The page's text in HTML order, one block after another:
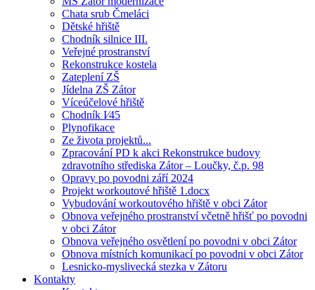
Chata srub Čmeláci
Dětské hřiště
Chodník silnice III.
Veřejné prostranství
Rekonstrukce kostela
Zateplení ZŠ
Jídelna ZŠ Zátor
Víceúčelové hřiště
Chodník I⁄45
Plynofikace
Ze života projektů...
Zpracování PD k akci Rekonstrukce budovy
zdravotního střediska Zátor – Loučky, č.p. 98
Opravy po povodni září 2024
Projekt workoutové hřiště 1.docx
Vybudování workoutového hřiště v obci Zátor
Obnova veřejného prostranství včetně hřišť po povodni
v obci Zátor
Obnova veřejného osvětlení po povodni v obci Zátor
Obnova místních komunikací po povodni v obci Zátor
Lesnicko-myslivecká stezka v Zátoru
Kontakty